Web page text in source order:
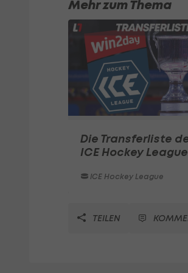
Mehr zum Thema
Die Transferliste
ICE Hockey League
ICE Hockey League
TEILEN